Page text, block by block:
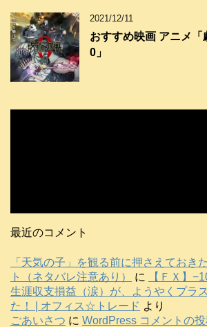
2021/12/11
おすすめ映画 アニメ「
0」
最近のコメント
「天気の子」を観る前に押さえておき
ト（ネタバレ注意あり）
に
【ＦＸ】
生涯収支損益（涙）が、ようやくプラ
た！ | オフィス☆トレード より
ごあいさつ に WordPress コメントの